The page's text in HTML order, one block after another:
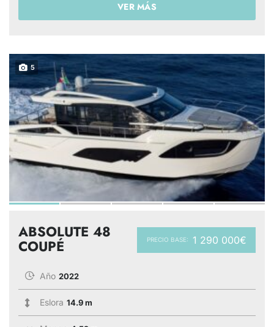
VER MÁS
5
PRECIO BASE: 1 290 000€
ABSOLUTE 48
COUPÉ
Año 2022
Eslora 14.9 m